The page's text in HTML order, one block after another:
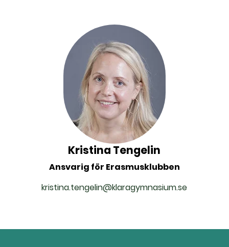
Kristina Tengelin
Ansvarig för Erasmusklubben
kristina.tengelin@klaragymnasium.se